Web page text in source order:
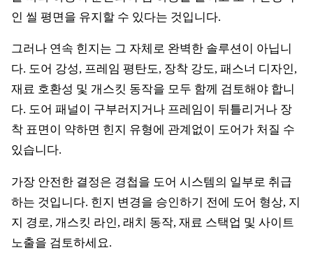
인 씰 평면을 유지할 수 있다는 것입니다.
그러나 연속 힌지는 그 자체로 완벽한 솔루션이 아닙니
다. 도어 강성, 프레임 평탄도, 장착 강도, 패스너 디자인,
재료 호환성 및 개스킷 동작을 모두 함께 검토해야 합니
다. 도어 패널이 구부러지거나 프레임이 뒤틀리거나 장
착 표면이 약하면 힌지 유형에 관계없이 도어가 처질 수
있습니다.
가장 안전한 결정은 경첩을 도어 시스템의 일부로 취급
하는 것입니다. 힌지 변경을 승인하기 전에 도어 형상, 지
지 경로, 개스킷 라인, 래치 동작, 재료 스택업 및 사이트
노출을 검토하세요.